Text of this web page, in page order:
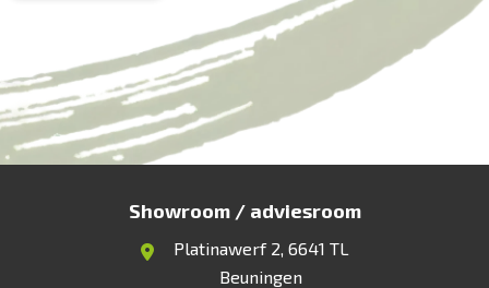
Showroom / adviesroom
Platinawerf 2, 6641 TL
Beuningen